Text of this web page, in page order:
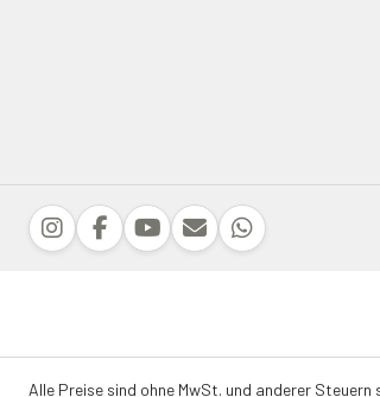
Alle Preise sind ohne MwSt. und anderer